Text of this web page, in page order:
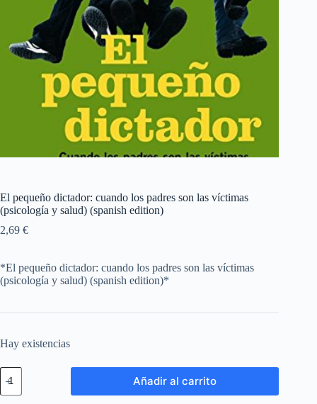
El pequeño dictador: cuando los padres son las víctimas
(psicología y salud) (spanish edition)
2,69 €
*El pequeño dictador: cuando los padres son las víctimas
(psicología y salud) (spanish edition)*
Hay existencias
Añadir al carrito